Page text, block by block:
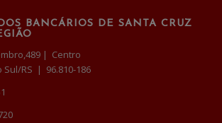
BANCÁRIOS DE SANTA CRUZ
| Centro
Sul/RS | 96.810-186